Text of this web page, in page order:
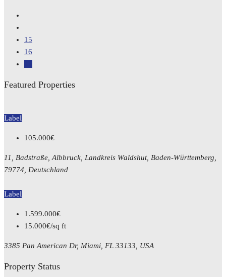
15
16
Featured Properties
Label
105.000€
11, Badstraße, Albbruck, Landkreis Waldshut, Baden-Württemberg,
79774, Deutschland
Label
1.599.000€
15.000€/sq ft
3385 Pan American Dr, Miami, FL 33133, USA
Property Status